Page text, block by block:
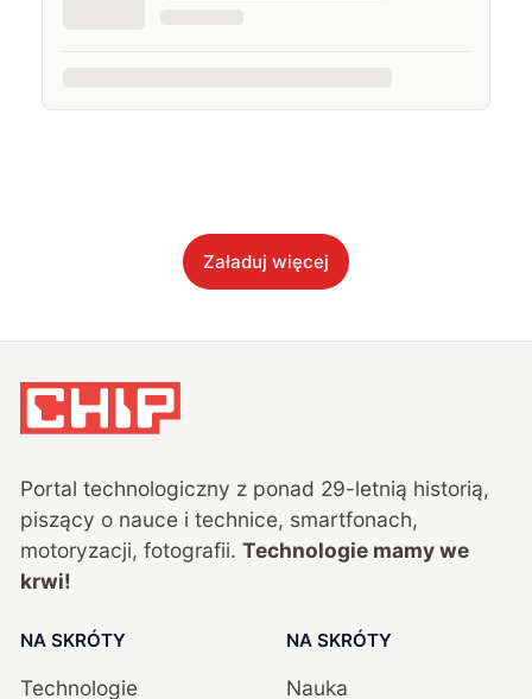
Załaduj więcej
Portal technologiczny z ponad 29-letnią historią,
piszący o nauce i technice, smartfonach,
motoryzacji, fotografii. Technologie mamy we
krwi!
NA SKRÓTY
Technologie
NA SKRÓTY
Nauka